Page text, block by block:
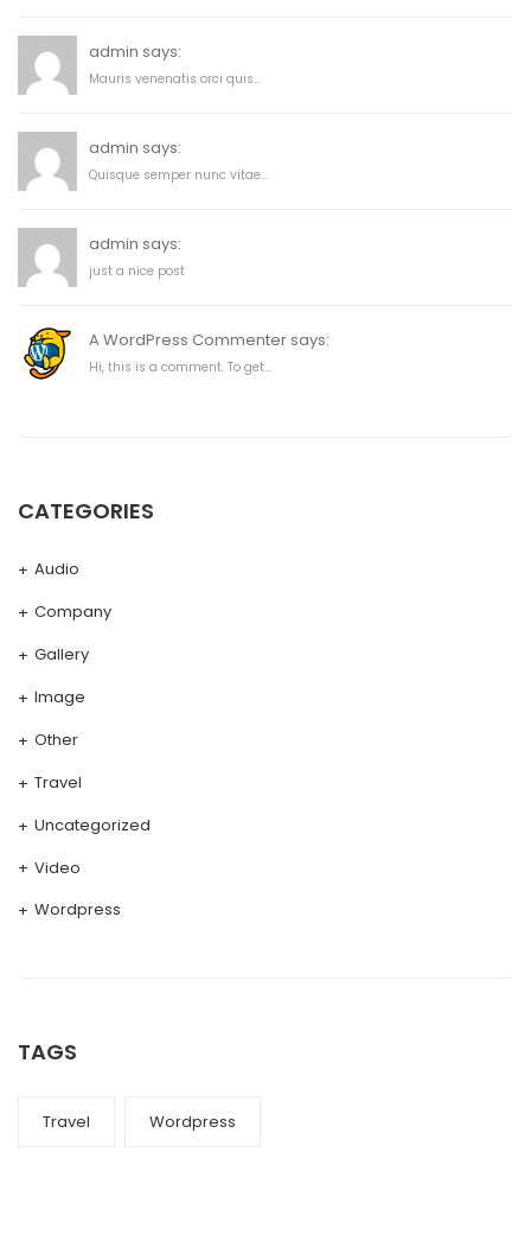
admin says:
Mauris venenatis orci quis...
admin says:
Quisque semper nunc vitae...
admin says:
just a nice post
A WordPress Commenter says:
Hi, this is a comment. To get...
CATEGORIES
Audio
Company
Gallery
Image
Other
Travel
Uncategorized
Video
Wordpress
TAGS
Travel Wordpress